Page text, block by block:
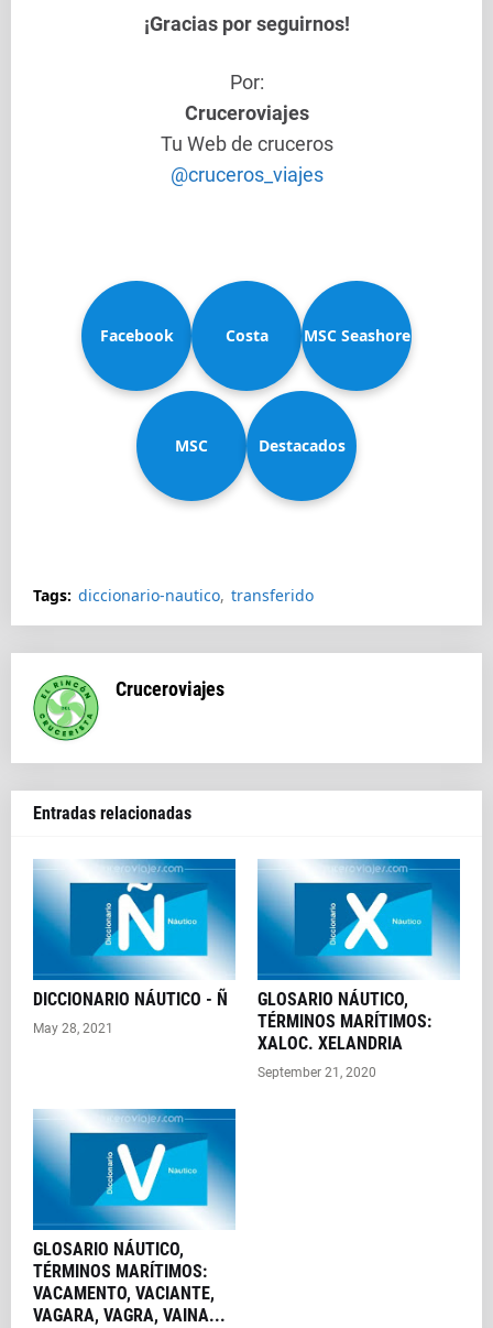
¡Gracias por seguirnos!
Por:
Cruceroviajes
Tu Web de cruceros
@cruceros_viajes
Facebook Costa
Diadema
MSC Seashore
MSC Destacados
Tags: diccionario-nautico transferido
Cruceroviajes
Entradas relacionadas
DICCIONARIO NÁUTICO - Ñ
May 28, 2021
GLOSARIO NÁUTICO,
TÉRMINOS MARÍTIMOS:
XALOC. XELANDRIA
September 21, 2020
GLOSARIO NÁUTICO,
TÉRMINOS MARÍTIMOS:
VACAMENTO, VACIANTE,
VAGARA, VAGRA, VAINA...